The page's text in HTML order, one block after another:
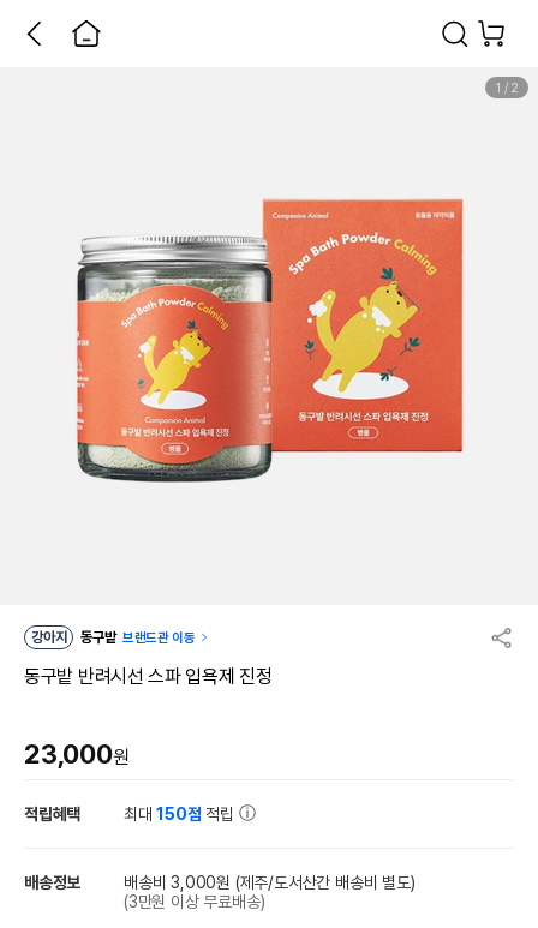
1 / 2
강아지 동구밭 브랜드관 이동
동구밭 반려시선 스파 입욕제 진정
23,000원
적립혜택 최대150점 적립
배송정보 배송비 3,000원 (제주/도서산간 배송비 별도)
(3만원 이상 무료배송)